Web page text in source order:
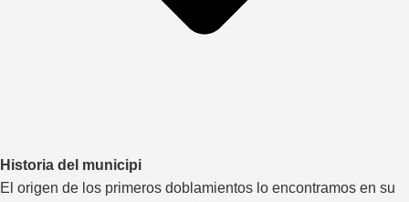
Historia del municipi
El origen de los primeros doblamientos lo encontramos en su